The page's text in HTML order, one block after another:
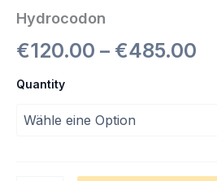
Hydrocodon
€120.00 – €485.00
Quantity